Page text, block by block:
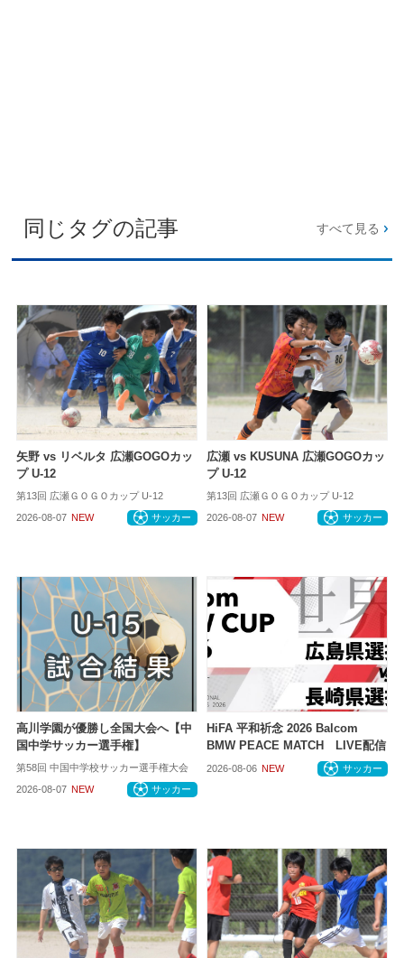
同じタグの記事 すべて見る
矢野 vs リベルタ 広瀬GOGOカッ
プ U-12
第13回 広瀬ＧＯＧＯカップ U-12
2026-08-07 NEW サッカー
広瀬 vs KUSUNA 広瀬GOGOカッ
プ U-12
第13回 広瀬ＧＯＧＯカップ U-12
2026-08-07 NEW サッカー
高川学園が優勝し全国大会へ【中
国中学サッカー選手権】
第58回 中国中学校サッカー選手権大会
2026-08-07 NEW サッカー
HiFA 平和祈念 2026 Balcom
BMW PEACE MATCH LIVE配信
2026-08-06 NEW サッカー